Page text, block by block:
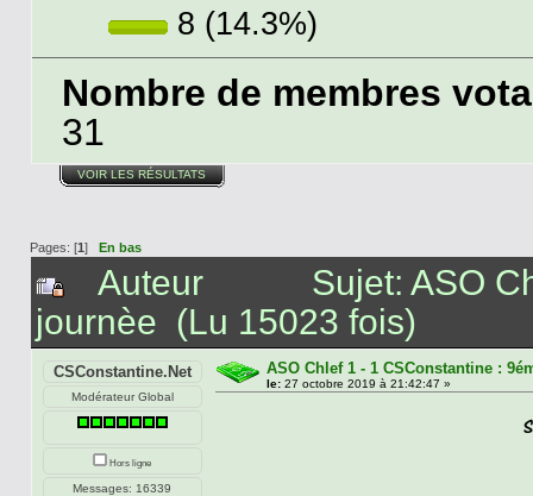
8 (14.3%)
Nombre de membres
31
VOIR LES RÉSULTATS
Pages: [1] En bas
Auteur
Sujet: ASO
journèe (Lu 15023 fois)
CSConstantine.Net
Modérateur Global
Hors ligne
Messages: 16339
ASO Chlef 1 - 1 CSConstantine :
le: 27 octobre 2019 à 21:42:47 »